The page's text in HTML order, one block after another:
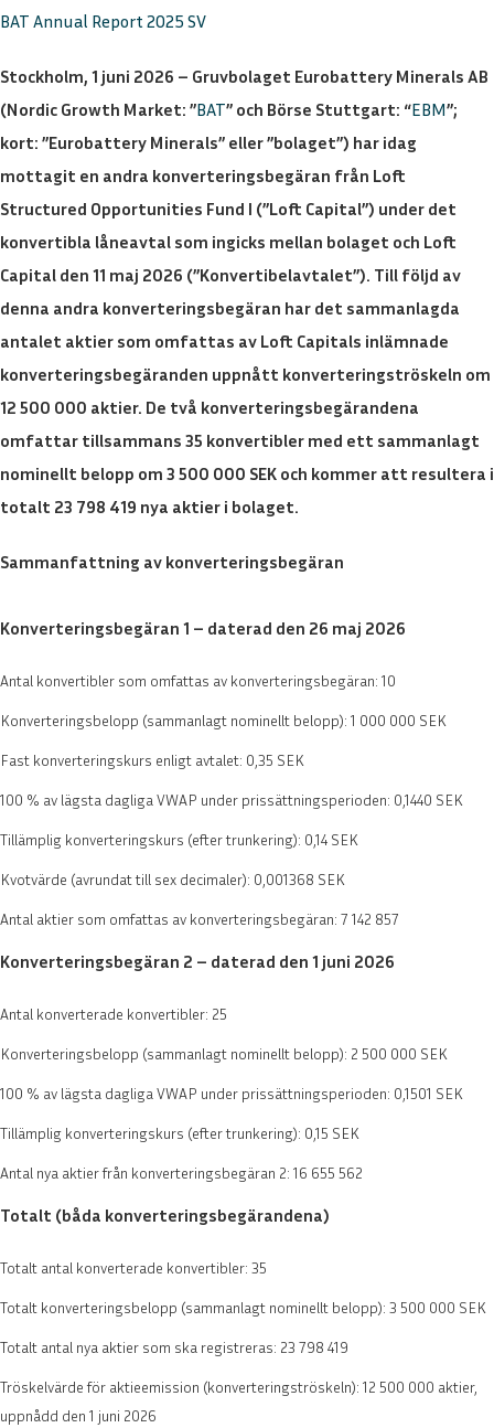
BAT Annual Report 2025 SV
Stockholm, 1 juni 2026 – Gruvbolaget Eurobattery Minerals AB
(Nordic Growth Market: ”BAT” och Börse Stuttgart: “EBM”;
kort: ”Eurobattery Minerals” eller ”bolaget”) har idag
mottagit en andra konverteringsbegäran från Loft
Structured Opportunities Fund I (”Loft Capital”) under det
konvertibla låneavtal som ingicks mellan bolaget och Loft
Capital den 11 maj 2026 (”Konvertibelavtalet”). Till följd av
denna andra konverteringsbegäran har det sammanlagda
antalet aktier som omfattas av Loft Capitals inlämnade
konverteringsbegäranden uppnått konverteringströskeln om
12 500 000 aktier. De två konverteringsbegärandena
omfattar tillsammans 35 konvertibler med ett sammanlagt
nominellt belopp om 3 500 000 SEK och kommer att resultera i
totalt 23 798 419 nya aktier i bolaget.
Sammanfattning av konverteringsbegäran
Konverteringsbegäran 1 – daterad den 26 maj 2026
Antal konvertibler som omfattas av konverteringsbegäran: 10
Konverteringsbelopp (sammanlagt nominellt belopp): 1 000 000 SEK
Fast konverteringskurs enligt avtalet: 0,35 SEK
100 % av lägsta dagliga VWAP under prissättningsperioden: 0,1440 SEK
Tillämplig konverteringskurs (efter trunkering): 0,14 SEK
Kvotvärde (avrundat till sex decimaler): 0,001368 SEK
Antal aktier som omfattas av konverteringsbegäran: 7 142 857
Konverteringsbegäran 2 – daterad den 1 juni 2026
Antal konverterade konvertibler: 25
Konverteringsbelopp (sammanlagt nominellt belopp): 2 500 000 SEK
100 % av lägsta dagliga VWAP under prissättningsperioden: 0,1501 SEK
Tillämplig konverteringskurs (efter trunkering): 0,15 SEK
Antal nya aktier från konverteringsbegäran 2: 16 655 562
Totalt (båda konverteringsbegärandena)
Totalt antal konverterade konvertibler: 35
Totalt konverteringsbelopp (sammanlagt nominellt belopp): 3 500 000 SEK
Totalt antal nya aktier som ska registreras: 23 798 419
Tröskelvärde för aktieemission (konverteringströskeln): 12 500 000 aktier,
uppnådd den 1 juni 2026